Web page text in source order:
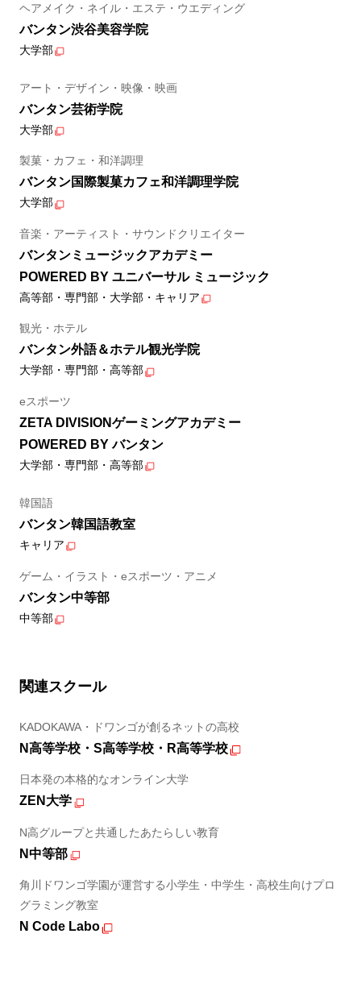
ヘアメイク・ネイル・エステ・ウエディング
バンタン渋谷美容学院
大学部
アート・デザイン・映像・映画
バンタン芸術学院
大学部
製菓・カフェ・和洋調理
バンタン国際製菓カフェ和洋調理学院
大学部
音楽・アーティスト・サウンドクリエイター
バンタンミュージックアカデミー
POWERED BY ユニバーサル ミュージック
高等部・専門部・大学部・キャリア
観光・ホテル
バンタン外語＆ホテル観光学院
大学部・専門部・高等部
eスポーツ
ZETA DIVISIONゲーミングアカデミー
POWERED BY バンタン
大学部・専門部・高等部
韓国語
バンタン韓国語教室
キャリア
ゲーム・イラスト・eスポーツ・アニメ
バンタン中等部
中等部
関連スクール
KADOKAWA・ドワンゴが創るネットの高校
N高等学校・S高等学校・R高等学校
日本発の本格的なオンライン大学
ZEN大学
N高グループと共通したあたらしい教育
N中等部
角川ドワンゴ学園が運営する小学生・中学生・高校生向けプロ
グラミング教室
N Code Labo